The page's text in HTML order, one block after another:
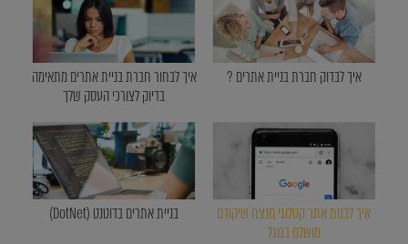
איך לבדוק חברת בניית אתרים ?
איך לבחור חברת בניית אתרים מתאימה
בדיוק לצורכי העסק שלך
איך לבנות אתר קטלוגי מנצח שיקודם
מושלם בגוגל
בניית אתרים בדוטנט (DotNet)